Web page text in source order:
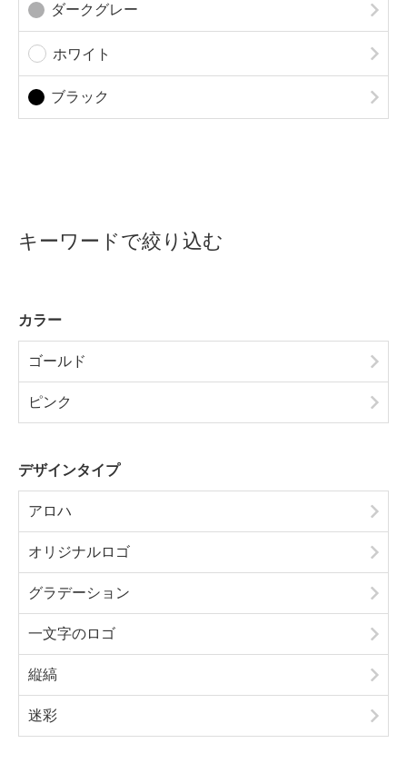
ダークグレー
ホワイト
ブラック
キーワードで絞り込む
カラー
ゴールド
ピンク
デザインタイプ
アロハ
オリジナルロゴ
グラデーション
一文字のロゴ
縦縞
迷彩